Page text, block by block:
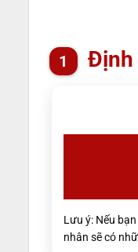
Định
Lưu ý: Nếu
nhân sẽ có